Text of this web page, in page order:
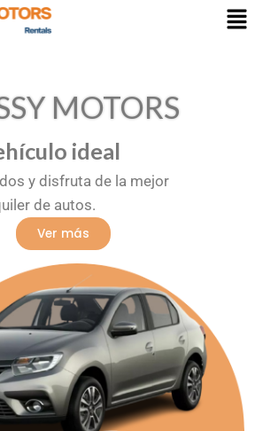
MOTORS
ideal
y disfruta de la mejor
de autos.
Ver más